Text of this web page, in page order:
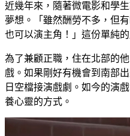
近幾年來，隨著微電影和學
夢想。「雖然酬勞不多，但
也可以演主角！」這份單純
為了兼顧正職，住在北部的
戲。如果剛好有機會到南部
日空檔接演戲劇。如今的演
養心靈的方式。